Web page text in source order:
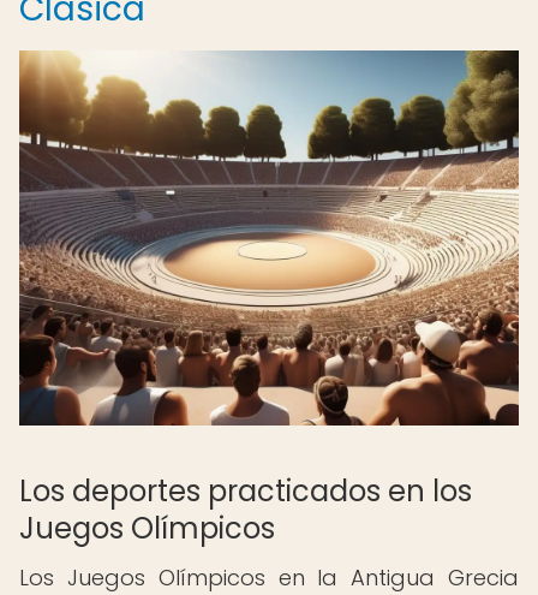
Los deportes practicados en los
Juegos Olímpicos
Los Juegos Olímpicos en la Antigua Grecia